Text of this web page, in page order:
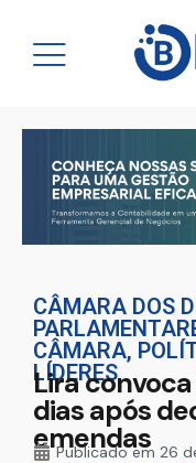
CÂMARA DOS
CÂMARA,
LÍDERES
Lira
dias após
emendas
Publicado em 26